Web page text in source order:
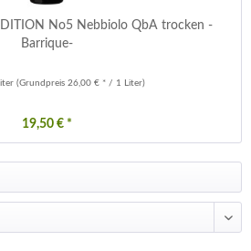
No5 Nebbiolo QbA trocken -
Barrique-
(Grundpreis 26,00 € * / 1 Liter)
19,50 € *